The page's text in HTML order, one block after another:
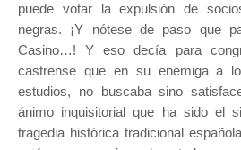
puede votar la expulsión de
negras. ¡Y nótese de paso que
Casino…! Y eso decía para
castrense que en su enemiga a
estudios, no buscaba sino
ánimo inquisitorial que ha sido el
tragedia histórica tradicional